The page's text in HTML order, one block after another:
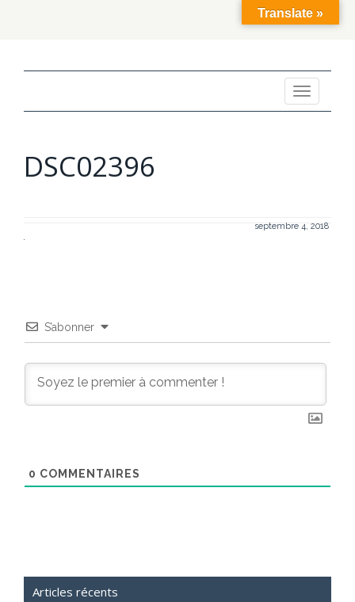
Toggle
navigation
DSC02396
septembre 4, 2018
S’abonner
0 COMMENTAIRES
Articles récents
Translate »